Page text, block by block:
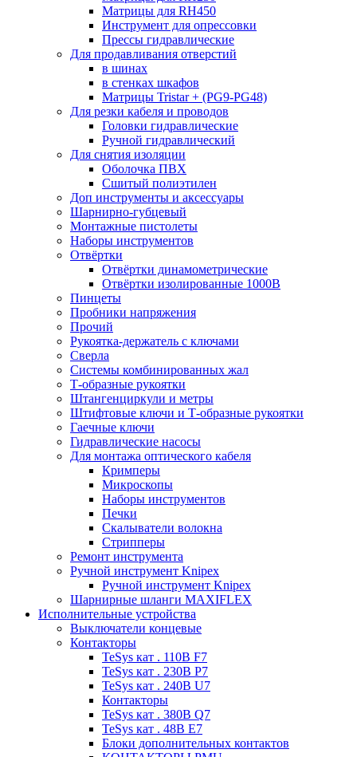
Матрицы для RH450
Инструмент для опрессовки
Прессы гидравлические
Для продавливания отверстий
в шинах
в стенках шкафов
Матрицы Tristar + (PG9-PG48)
Для резки кабеля и проводов
Головки гидравлические
Ручной гидравлический
Для снятия изоляции
Оболочка ПВХ
Сшитый полиэтилен
Доп инструменты и аксессуары
Шарнирно-губцевый
Монтажные пистолеты
Наборы инструментов
Отвёртки
Отвёртки динамометрические
Отвёртки изолированные 1000В
Пинцеты
Пробники напряжения
Прочий
Рукоятка-держатель с ключами
Сверла
Системы комбинированных жал
Т-образные рукоятки
Штангенциркули и метры
Штифтовые ключи и Т-образные рукоятки
Гаечные ключи
Гидравлические насосы
Для монтажа оптического кабеля
Кримперы
Микроскопы
Наборы инструментов
Печки
Скалыватели волокна
Стрипперы
Ремонт инструмента
Ручной инструмент Knipex
Ручной инструмент Knipex
Шарнирные шланги MAXIFLEX
Исполнительные устройства
Выключатели концевые
Контакторы
TeSys кат . 110В F7
TeSys кат . 230В P7
TeSys кат . 240В U7
Контакторы
TeSys кат . 380В Q7
TeSys кат . 48В E7
Блоки дополнительных контактов